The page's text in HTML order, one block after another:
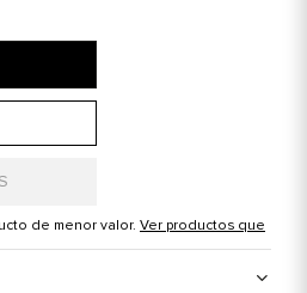
de menor valor. Ver productos que